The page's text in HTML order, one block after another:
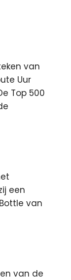
van
Uur
Top 500
een
van
van de